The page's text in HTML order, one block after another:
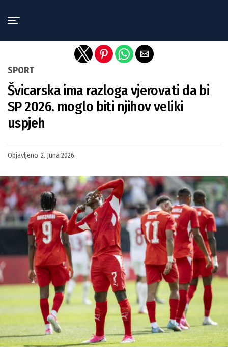
SPORT
Švicarska ima razloga vjerovati da bi
SP 2026. moglo biti njihov veliki
uspjeh
Objavljeno 2. Juna 2026.